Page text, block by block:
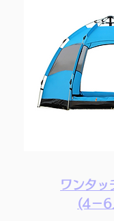
ワンタッ
(4－6